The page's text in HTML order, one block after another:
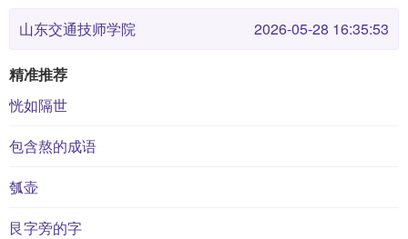
山东交通技师学院 2026-05-28 16:35:53
精准推荐
恍如隔世
包含熬的成语
瓠壶
艮字旁的字